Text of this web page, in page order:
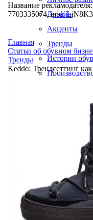
Дизайн
Акценты
Тренды
Истории
Название
7703335074, erid:
Главная
Статьи об обувном
Тренды
Keddo: Трендсеттинг как